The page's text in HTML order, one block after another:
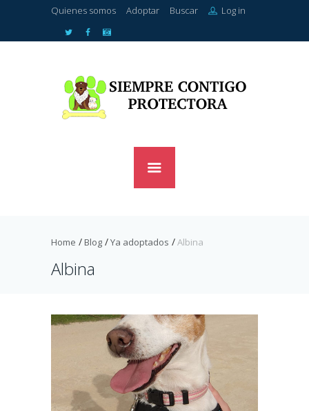
Quienes somos Adoptar Buscar Log in
Home Blog Ya adoptados Albina
Albina